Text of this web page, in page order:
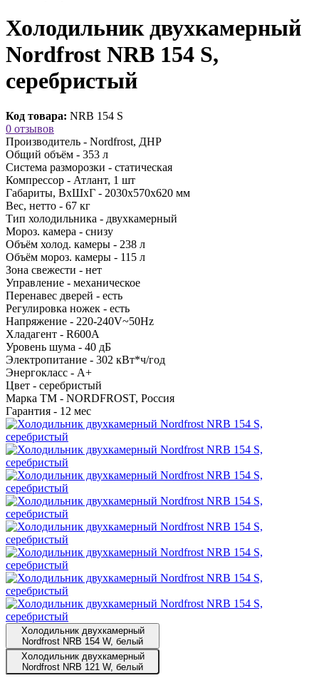
Холодильник двухкамерный
Nordfrost NRB 154 S,
серебристый
Код товара: NRB 154 S
0 отзывов
Производитель - Nordfrost, ДНР
Общий объём - 353 л
Система разморозки - статическая
Компрессор - Атлант, 1 шт
Габариты, ВхШхГ - 2030х570х620 мм
Вес, нетто - 67 кг
Тип холодильника - двухкамерный
Мороз. камера - снизу
Объём холод. камеры - 238 л
Объём мороз. камеры - 115 л
Зона свежести - нет
Управление - механическое
Перенавес дверей - есть
Регулировка ножек - есть
Напряжение - 220-240V~50Hz
Хладагент - R600A
Уровень шума - 40 дБ
Электропитание - 302 кВт*ч/год
Энергокласс - А+
Цвет - серебристый
Марка ТМ - NORDFROST, Россия
Гарантия - 12 мес
Холодильник двухкамерный
Nordfrost NRB 154 W, белый
Холодильник двухкамерный
Nordfrost NRB 121 W, белый